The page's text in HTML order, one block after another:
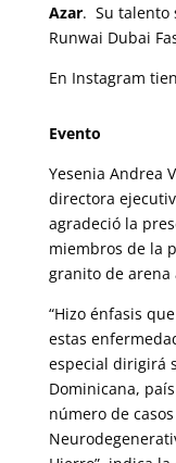
Azar. Su talento
Runwai Dubai
En Instagram
Evento
Yesenia Andrea
directora
agradeció la
miembros de la
granito de arena
“Hizo énfasis
estas
especial dirigirá
Dominicana,
número de